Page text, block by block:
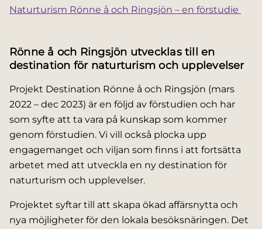
Naturturism Rönne å och Ringsjön – en förstudie
Rönne å och Ringsjön utvecklas till en
destination för naturturism och upplevelser
Projekt Destination Rönne å och Ringsjön (mars
2022 – dec 2023) är en följd av förstudien och har
som syfte att ta vara på kunskap som kommer
genom förstudien. Vi vill också plocka upp
engagemanget och viljan som finns i att fortsätta
arbetet med att utveckla en ny destination för
naturturism och upplevelser.
Projektet syftar till att skapa ökad affärsnytta och
nya möjligheter för den lokala besöksnäringen. Det